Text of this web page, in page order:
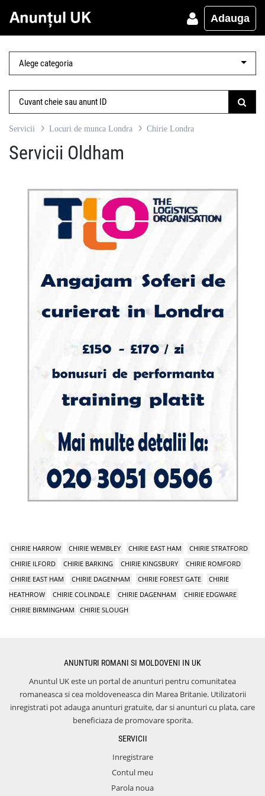
Adauga
Servicii Locuri de munca Londra Chirie Londra
Servicii Oldham
CHIRIE HARROW CHIRIE WEMBLEY CHIRIE EAST HAM
CHIRIE STRATFORD
CHIRIE ILFORD
CHIRIE BARKING CHIRIE KINGSBURY
CHIRIE ROMFORD
CHIRIE EAST HAM
CHIRIE DAGENHAM CHIRIE FOREST GATE
CHIRIE
HEATHROW
CHIRIE COLINDALE CHIRIE DAGENHAM
CHIRIE EDGWARE
CHIRIE BIRMINGHAM
CHIRIE SLOUGH
ANUNTURI ROMANI SI MOLDOVENI IN UK
Anuntul UK este un portal de anunturi pentru comunitatea
romaneasca si cea moldoveneasca din Marea Britanie. Utilizatorii
inregistrati pot adauga anunturi gratuite, dar si anunturi cu plata, care
beneficiaza de promovare sporita.
SERVICII
Inregistrare
Contul meu
Parola noua